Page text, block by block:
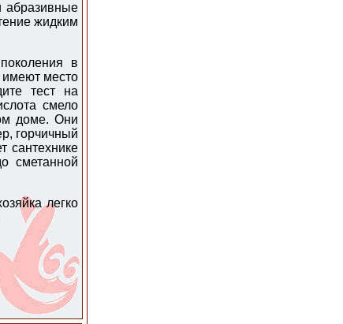
абразивные
жидким
в
имеют место
тест на
смело
доме. Они
горчичный
сантехнике
сметанной
легко